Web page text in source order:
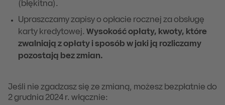
(błękitna).
Upraszczamy zapisy o opłacie rocznej za obsługę
karty kredytowej. Wysokość opłaty, kwoty, które
zwalniają z opłaty i sposób w jaki ją rozliczamy
pozostają bez zmian.
Jeśli nie zgadzasz się ze zmianą, możesz bezpłatnie do
2 grudnia 2024 r. włącznie: